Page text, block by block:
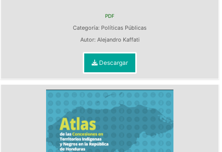
PDF
Categoría: Políticas Públicas
Autor: Alejandro Kaffati
Descargar